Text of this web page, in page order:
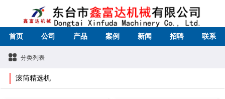
首页 公司 产品 案例 新闻 招聘 联系
分类列表
滚筒精选机